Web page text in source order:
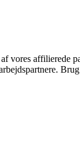
vores affilierede